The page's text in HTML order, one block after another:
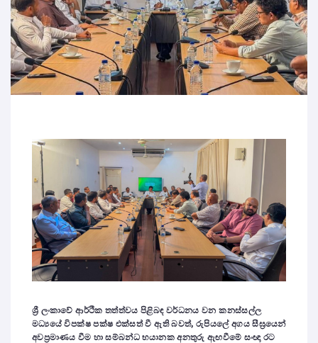
ශ්‍රී ලංකාවේ ආර්ථික තත්ත්වය පිළිබඳ වර්ධනය වන කනස්සල්ල
මධ්‍යයේ විපක්ෂ පක්ෂ එක්සත් වී ඇති බවත්,රුපියලේ අගය සීඝ්‍රයෙන්
අවප්‍රමාණය වීම හා සම්බන්ධ භයානක අනතුරු ඇඟවීමේ සංඥා රට